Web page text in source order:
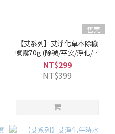
售完
【艾系列】艾淨化草本除穢
噴霧70g (除穢/平安/淨化/艾
草/芙蓉/抹草) 此為單瓶賣場
另有多瓶組優惠賣場｜美吾
髮『可海外配送』
NT$299
NT$399